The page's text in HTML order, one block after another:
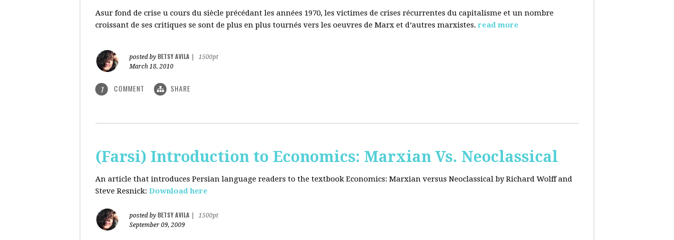
Asur fond de crise u cours du siècle précédant les années 1970, les victimes de crises récurrentes du capitalisme et un nombre
croissant de ses critiques se sont de plus en plus tournés vers les oeuvres de Marx et d’autres marxistes. read more
posted by BETSY AVILA
1500pt
March 18, 2010
1 COMMENT SHARE
(Farsi) Introduction to Economics: Marxian Vs. Neoclassical
An article that introduces Persian language readers to the textbook Economics: Marxian versus Neoclassical by Richard Wolff and
Steve Resnick: Download here
posted by BETSY AVILA
1500pt
September 09, 2009